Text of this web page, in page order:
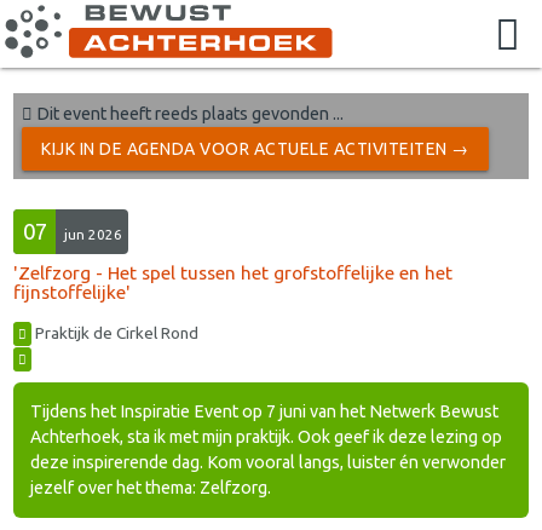
Dit event heeft reeds plaats gevonden ...
KIJK IN DE AGENDA VOOR ACTUELE ACTIVITEITEN →
07 jun 2026
'Zelfzorg - Het spel tussen het grofstoffelijke en het
fijnstoffelijke'
Praktijk de Cirkel Rond
Tijdens het Inspiratie Event op 7 juni van het Netwerk Bewust
Achterhoek, sta ik met mijn praktijk. Ook geef ik deze lezing op
deze inspirerende dag. Kom vooral langs, luister én verwonder
jezelf over het thema: Zelfzorg.